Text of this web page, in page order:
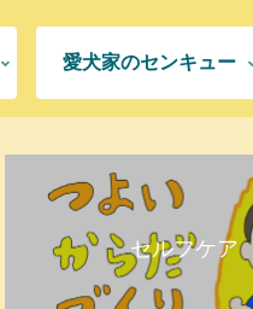
愛犬家のセンキュー
セルフケア